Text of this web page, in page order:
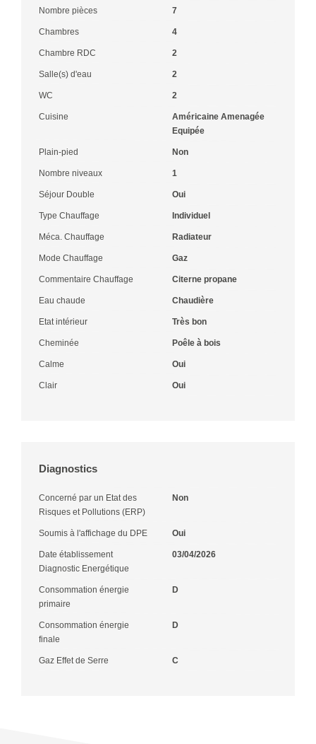
Nombre pièces 7
Chambres 4
Chambre RDC 2
Salle(s) d'eau 2
WC 2
Cuisine
Américaine Amenagée
Equipée
Plain-pied Non
Nombre niveaux 1
Séjour Double Oui
Type Chauffage Individuel
Méca. Chauffage Radiateur
Mode Chauffage Gaz
Commentaire Chauffage Citerne propane
Eau chaude Chaudière
Etat intérieur Très bon
Cheminée Poêle à bois
Calme Oui
Clair Oui
Diagnostics
Concerné par un Etat des
Risques et Pollutions (ERP)
Non
Soumis à l'affichage du DPE Oui
Date établissement
Diagnostic Energétique
03/04/2026
Consommation énergie
primaire
D
Consommation énergie
finale
D
Gaz Effet de Serre C